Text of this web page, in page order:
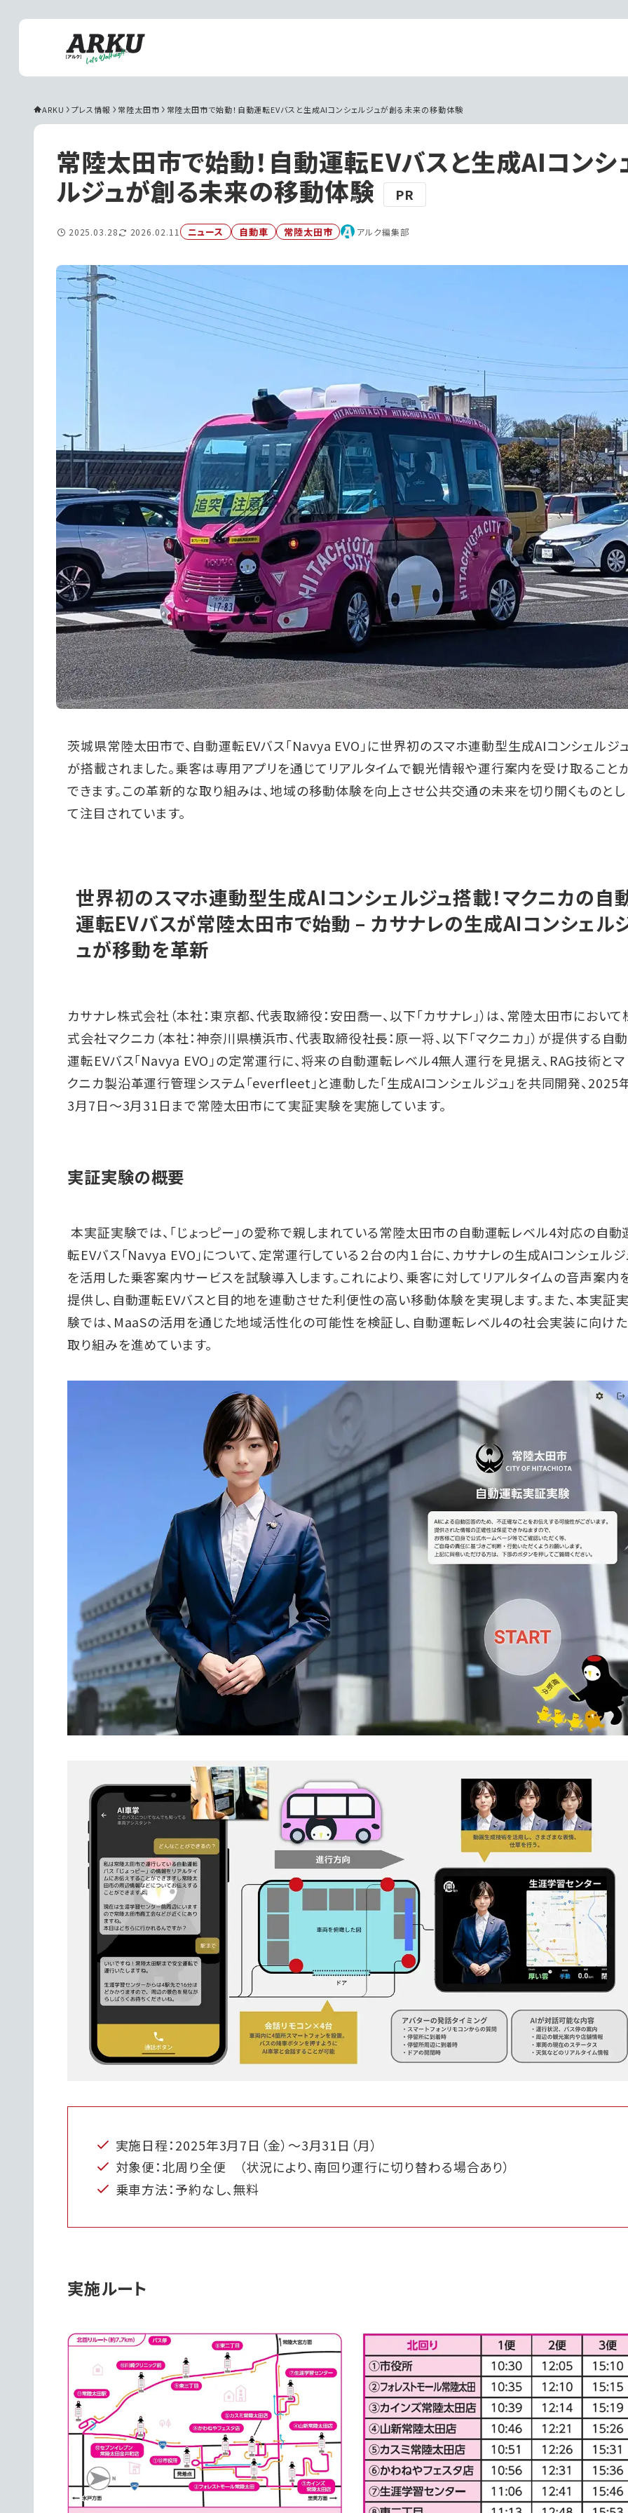
ARKU プレス情報 常陸太田市 常陸太田市で始動！自動運転EVバスと生成AIコンシェルジュが創る未来の移動体験
常陸太田市で始動！自動運転EVバスと生成AIコンシ
ルジュが創る未来の移動体験
PR
ニュース 自動車 常陸太田市
2025.03.28 2026.02.11 アルク編集部
茨城県常陸太田市で、自動運転EVバス「Navya EVO」に世界初のスマホ連動型生成AIコンシェルジ
が搭載されました。乗客は専用アプリを通じてリアルタイムで観光情報や運行案内を受け取ること
できます。この革新的な取り組みは、地域の移動体験を向上させ公共交通の未来を切り開くものとし
て注目されています。
世界初のスマホ連動型生成AIコンシェルジュ搭載！マクニカの自
運転EVバスが常陸太田市で始動 – カサナレの生成AIコンシェル
ュが移動を革新
カサナレ株式会社（本社：東京都、代表取締役：安田喬一、以下「カサナレ」）は、常陸太田市において
式会社マクニカ（本社：神奈川県横浜市、代表取締役社長：原一将、以下「マクニカ」）が提供する自動
運転EVバス「Navya EVO」の定常運行に、将来の自動運転レベル4無人運行を見据え、RAG技術とマ
クニカ製沿革運行管理システム「everfleet」と連動した「生成AIコンシェルジュ」を共同開発、2025
3月7日〜3月31日まで常陸太田市にて実証実験を実施しています。
実証実験の概要
本実証実験では、「じょっピー」の愛称で親しまれている常陸太田市の自動運転レベル4対応の自動
転EVバス「Navya EVO」について、定常運行している２台の内１台に、カサナレの生成AIコンシェルジ
を活用した乗客案内サービスを試験導入します。これにより、乗客に対してリアルタイムの音声案内
提供し、自動運転EVバスと目的地を連動させた利便性の高い移動体験を実現します。また、本実証
験では、MaaSの活用を通じた地域活性化の可能性を検証し、自動運転レベル4の社会実装に向けた
取り組みを進めています。
実施日程：2025年3月7日（金）～3月31日（月）
対象便：北周り全便 （状況により、南回り運行に切り替わる場合あり）
乗車方法：予約なし、無料
実施ルート